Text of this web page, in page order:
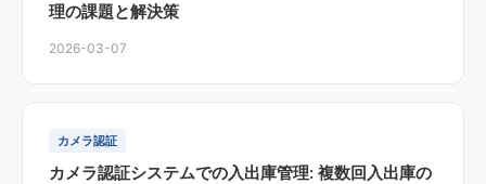
理の課題と解決策
2026-03-07
カメラ認証
カメラ認証システムでの入出庫管理: 複数回入出庫の